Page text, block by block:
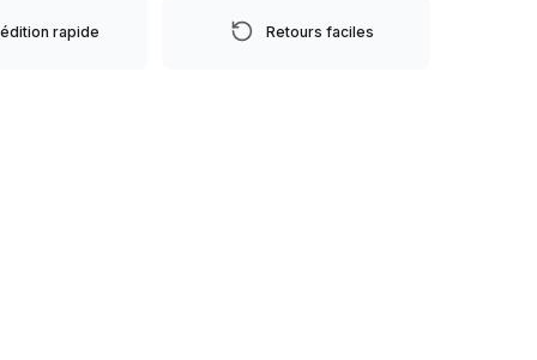
rapide Retours faciles